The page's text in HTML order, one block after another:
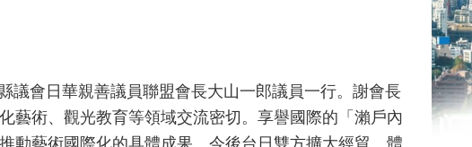
議會日華親善議員聯盟會長大山一郎議員一行。謝會長
藝術、觀光教育等領域交流密切。享譽國際的「瀨戶內